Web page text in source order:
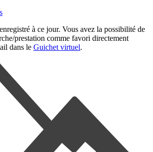
à ce jour. Vous avez la possibilité de
prestation comme favori directement
dans le Guichet virtuel.